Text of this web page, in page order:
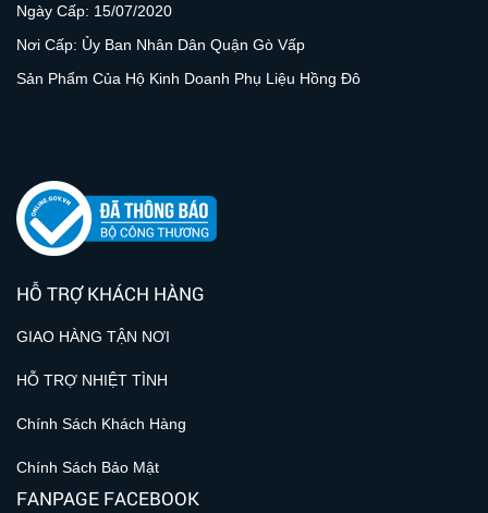
Ngày Cấp: 15/07/2020
Nơi Cấp: Ủy Ban Nhân Dân Quận Gò Vấp
Sản Phẩm Của Hộ Kinh Doanh Phụ Liệu Hồng Đô
HỖ TRỢ KHÁCH HÀNG
GIAO HÀNG TẬN NƠI
HỖ TRỢ NHIỆT TÌNH
Chính Sách Khách Hàng
Chính Sách Bảo Mật
FANPAGE FACEBOOK